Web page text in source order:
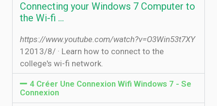
Connecting your Windows 7 Computer to
the Wi-fi …
https://www.youtube.com/watch?v=O3Win53t7XY
1‏‏/8‏‏/2013 · Learn how to connect to the
college's wi-fi network.
4 Créer Une Connexion Wifi Windows 7 - Se
Connexion